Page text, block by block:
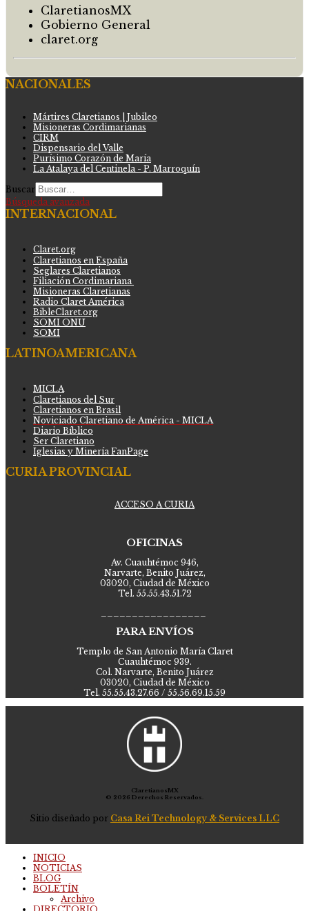
ClaretianosMX
Gobierno General
claret.org
NACIONALES
Mártires Claretianos | Jubileo
Misioneras Cordimarianas
CIRM
Dispensario del Valle
Purísimo Corazón de María
La Atalaya del Centinela - P. Marroquín
Buscar
Búsqueda avanzada
INTERNACIONAL
Claret.org
Claretianos en España
Seglares Claretianos
Filiación Cordimariana
Misioneras Claretianas
Radio Claret América
BibleClaret.org
SOMI ONU
SOMI
LATINOAMERICANA
MICLA
Claretianos del Sur
Claretianos en Brasil
Noviciado Claretiano de América - MICLA
Diario Bíblico
Ser Claretiano
Iglesias y Minería FanPage
CURIA PROVINCIAL
ACCESO A CURIA
OFICINAS
Av. Cuauhtémoc 946,
Narvarte, Benito Juárez,
03020, Ciudad de México
Tel. 55.55.43.51.72
PARA ENVÍOS
Templo de San Antonio María Claret
Cuauhtémoc 939.
Col. Narvarte, Benito Juárez
03020, Ciudad de México
Tel. 55.55.43.27.66 / 55.56.69.15.59
ClaretianosMX
© 2026 Derechos Reservados.
Sitio diseñado por Casa Rei Technology & Services LLC
INICIO
NOTICIAS
BLOG
BOLETÍN
Archivo